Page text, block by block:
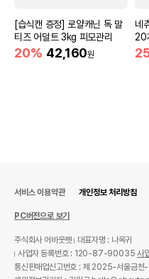
[습식캔 증정] 로얄캐닌 독 말
티즈 어덜트 3kg 피모관리
20% 42,160원
네
20
서비스 이용약관 개인정보 처리방침
PC버전으로 보기
주식회사 어바웃펫
대표자명 : 나옥귀
사업자 등록번호 : 120-87-90035사
통신판매업신고번호 : 제 2025-서울금